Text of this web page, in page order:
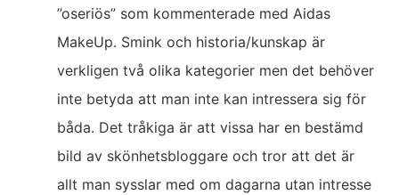
”oseriös” som kommenterade med Aidas
MakeUp. Smink och historia/kunskap är
verkligen två olika kategorier men det behöver
inte betyda att man inte kan intressera sig för
båda. Det tråkiga är att vissa har en bestämd
bild av skönhetsbloggare och tror att det är
allt man sysslar med om dagarna utan intresse